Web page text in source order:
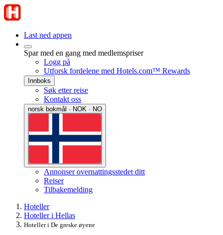
Last ned appen
Spar med en gang med medlemspriser
Logg på
Utforsk fordelene med Hotels.com™ Rewards
Innboks
Søk etter reise
Kontakt oss
norsk bokmål · NOK · NO
Annonser overnattingsstedet ditt
Reiser
Tilbakemelding
Hoteller
Hoteller i Hellas
Hoteller i De greske øyene